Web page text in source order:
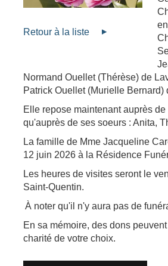
Retour à la liste
Normand Ouellet (Thérèse) de
Patrick Ouellet (Murielle Bernard)
Elle repose maintenant auprès
qu'auprès de ses soeurs : Anita,
La famille de Mme Jacqueline
12 juin 2026 à la Résidence
Les heures de visites seront le
Saint-Quentin.
À noter qu'il n'y aura pas de
En sa mémoire, des dons
charité de votre choix.